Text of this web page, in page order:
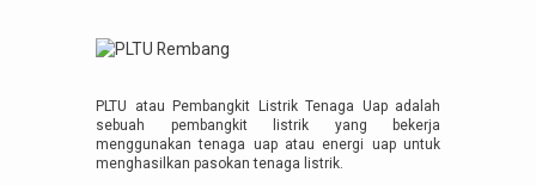
PLTU atau Pembangkit Listrik Tenaga Uap adalah
sebuah pembangkit listrik yang bekerja
menggunakan tenaga uap atau energi uap untuk
menghasilkan pasokan tenaga listrik.